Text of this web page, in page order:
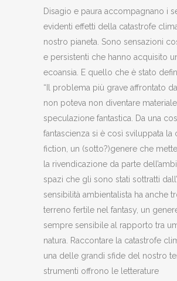
Disagio e paura accompagnano i
evidenti effetti della catastrofe
nostro pianeta. Sono sensazioni
e persistenti che hanno acquisito
ecoansia. E quello che è stato
“Il problema più grave affrontato
non poteva non diventare
speculazione fantastica. Da una
fantascienza si è così sviluppata la
fiction, un (sotto?)genere che
la rivendicazione da parte
spazi che gli sono stati sottratti
sensibilità ambientalista ha anche
terreno fertile nel fantasy, un
sempre sensibile al rapporto tra
natura. Raccontare la catastrofe
una delle grandi sfide del nostro
strumenti offrono le letterature